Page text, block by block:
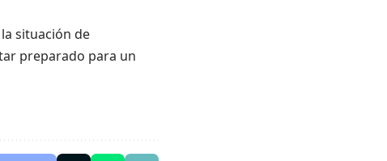
situación de
preparado para un